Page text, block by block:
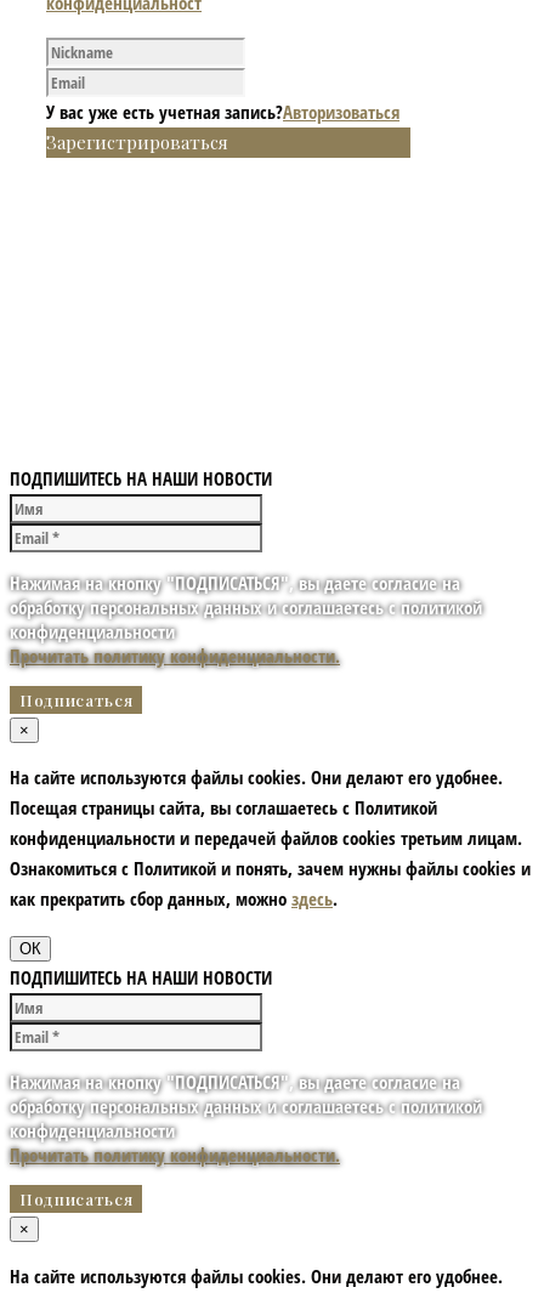
У вас уже есть учетная запись?Авторизоваться
Зарегистрироваться
ПОДПИШИТЕСЬ НА НАШИ НОВОСТИ
Нажимая на кнопку "ПОДПИСАТЬСЯ", вы даете согласие на
обработку персональных данных и соглашаетесь с политикой
конфиденциальности
Прочитать политику конфиденциальности.
×
На сайте используются файлы cookies. Они делают его удобнее.
Посещая страницы сайта, вы соглашаетесь с Политикой
конфиденциальности и передачей файлов cookies третьим лицам.
Ознакомиться с Политикой и понять, зачем нужны файлы сookies и
как прекратить сбор данных, можно здесь.
ОК
ПОДПИШИТЕСЬ НА НАШИ НОВОСТИ
Нажимая на кнопку "ПОДПИСАТЬСЯ", вы даете согласие на
обработку персональных данных и соглашаетесь с политикой
конфиденциальности
Прочитать политику конфиденциальности.
×
На сайте используются файлы cookies. Они делают его удобнее.